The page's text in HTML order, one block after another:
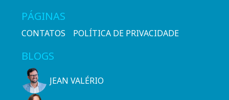
PÁGINAS
CONTATOS POLÍTICA DE PRIVACIDADE
BLOGS
JEAN VALÉRIO